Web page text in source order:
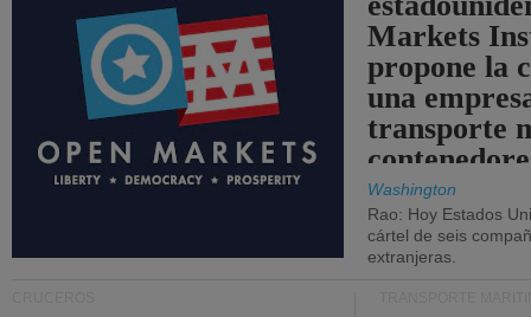
Markets
propone la
una
transporte
Washington
Rao: Hoy Estados
cártel de seis
extranjeras.